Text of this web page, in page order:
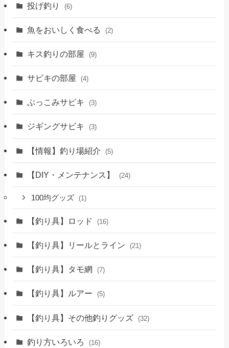
投げ釣り (6)
魚をおいしく食べる (2)
キス釣りの部屋 (9)
サビキの部屋 (4)
ぶっこみサビキ (3)
ジギングサビキ (3)
【情報】釣り場紹介 (5)
【DIY・メンテナンス】 (24)
100均グッズ (1)
【釣り具】ロッド (16)
【釣り具】リールとライン (21)
【釣り具】タモ網 (7)
【釣り具】ルアー (5)
【釣り具】その他釣りグッズ (32)
釣り方いろいろ (16)